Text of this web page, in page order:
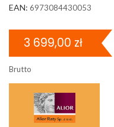
EAN: 6973084430053
3 699,00 zł
Brutto